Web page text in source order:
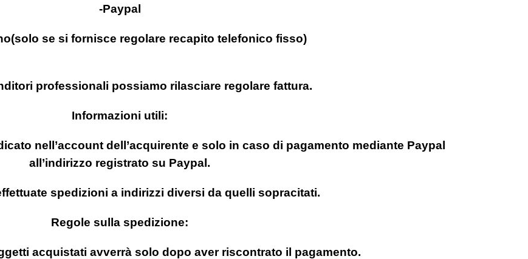
-Paypal
se si fornisce regolare recapito telefonico fisso)
professionali possiamo rilasciare regolare fattura.
Informazioni utili:
nell’account dell’acquirente e solo in caso di pagamento mediante Paypal
all’indirizzo registrato su Paypal.
spedizioni a indirizzi diversi da quelli sopracitati.
Regole sulla spedizione:
acquistati avverrà solo dopo aver riscontrato il pagamento.